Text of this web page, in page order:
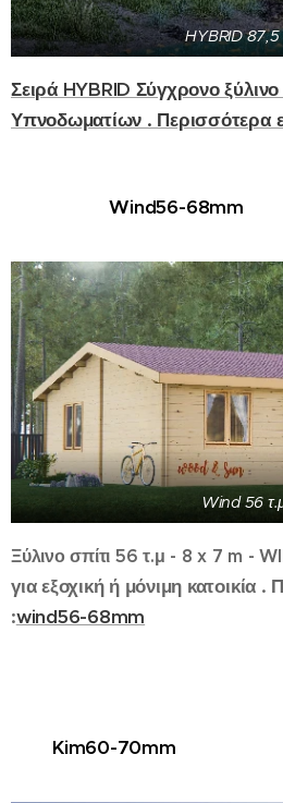
HYBRID 87,5
Σειρά HYBRID ¨Σύγχρονο
Υπνοδωματίων . Περισσότερα
Wind56-68mm
Wind 56
Ξύλινο σπίτι 56 τ.μ - 8 x 7 m -
για εξοχική ή μόνιμη κατοικία
:wind56-68mm
Kim60-70mm